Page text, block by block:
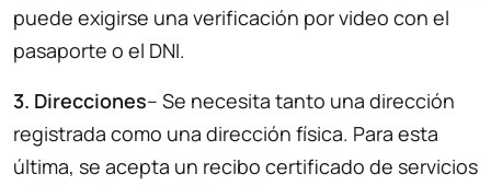
puede exigirse una verificación por video con el
pasaporte o el DNI.
3. Direcciones– Se necesita tanto una dirección
registrada como una dirección física. Para esta
última, se acepta un recibo certificado de servicios